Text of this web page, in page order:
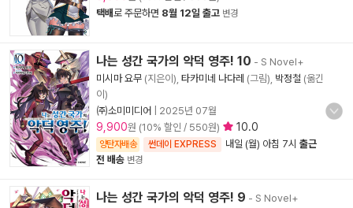
택배로 주문하면 8월 12일 출고 변경
나는 성간 국가의 악덕 영주! 10 - S Novel+
미시마 요무 (지은이), 타카미네 나다레 (그림), 박정철 (옮긴
이)
㈜소미미디어
2025년 07월
9,900원 (10% 할인 / 550원) 10.0
양탄자배송 썬데이 EXPRESS 내일 (월) 아침 7시 출근
전 배송 변경
나는 성간 국가의 악덕 영주! 9 - S Novel+